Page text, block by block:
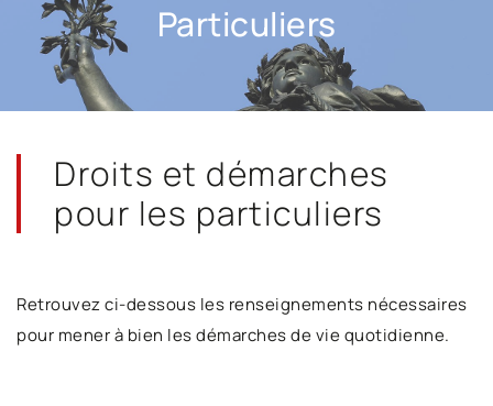
Particuliers
Droits et démarches
pour les particuliers
Retrouvez ci-dessous les renseignements nécessaires
pour mener à bien les démarches de vie quotidienne.